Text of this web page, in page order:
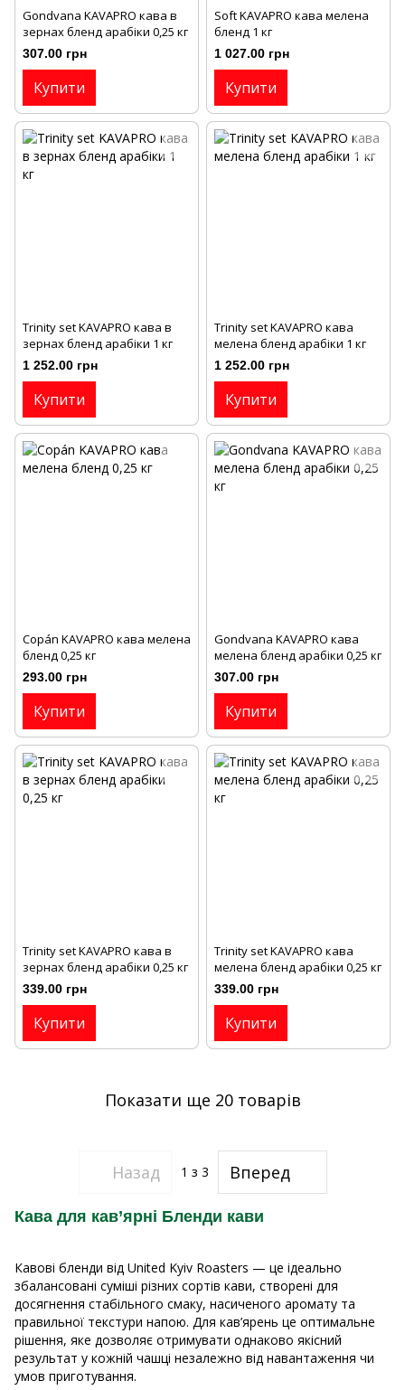
Gondvana KAVAPRO кава в
зернах бленд арабіки 0,25 кг
307.00 грн
Купити
Soft KAVAPRO кава мелена
бленд 1 кг
1 027.00 грн
Купити
Trinity set KAVAPRO кава в
зернах бленд арабіки 1 кг
1 252.00 грн
Купити
Trinity set KAVAPRO кава
мелена бленд арабіки 1 кг
1 252.00 грн
Купити
Copán KAVAPRO кава мелена
бленд 0,25 кг
293.00 грн
Купити
Gondvana KAVAPRO кава
мелена бленд арабіки 0,25 кг
307.00 грн
Купити
Trinity set KAVAPRO кава в
зернах бленд арабіки 0,25 кг
339.00 грн
Купити
Trinity set KAVAPRO кава
мелена бленд арабіки 0,25 кг
339.00 грн
Купити
Показати ще 20 товарів
Назад 1 з 3 Вперед
Кава для кав’ярні Бленди кави
Кавові бленди від United Kyiv Roasters — це ідеально
збалансовані суміші різних сортів кави, створені для
досягнення стабільного смаку, насиченого аромату та
правильної текстури напою. Для кав’ярень це оптимальне
рішення, яке дозволяє отримувати однаково якісний
результат у кожній чашці незалежно від навантаження чи
умов приготування.